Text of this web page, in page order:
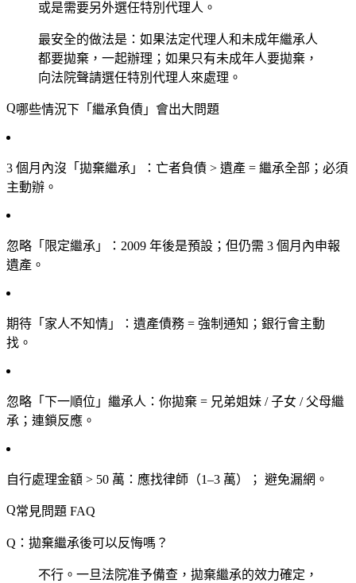
或是需要另外選任特別代理人。
最安全的做法是：如果法定代理人和未成年繼承人
都要拋棄，一起辦理；如果只有未成年人要拋棄，
向法院聲請選任特別代理人來處理。
哪些情況下「繼承負債」會出大問題
3 個月內沒「拋棄繼承」
：亡者負債 > 遺產 = 繼承全部；必須
主動辦。
忽略「限定繼承」
：2009 年後是預設；但仍需 3 個月內申報
遺產。
期待「家人不知情」
：遺產債務 = 強制通知；銀行會主動
找。
忽略「下一順位」繼承人 ：你拋棄 = 兄弟姐妹 / 子女 / 父母繼
承；連鎖反應。
自行處理金額 > 50 萬 ：應找律師（1–3 萬）； 避免漏網。
常見問題 FAQ
Q：拋棄繼承後可以反悔嗎？
不行。一旦法院准予備查，拋棄繼承的效力確定，